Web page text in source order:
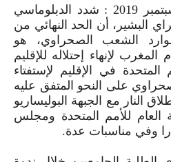
2019 : شدد الدبلوماسي
البشير، أن الحد النهائي من
الشعب الصحراوي، هو
لإنهاء إحتلاله للإقليم
المتحدة في الإقليم لإستفتاء
على النحو المتفق عليه
النار مع الجبهة البوليساريو
العام للأمم المتحدة ومجلس
وفي مناسبات عدة.